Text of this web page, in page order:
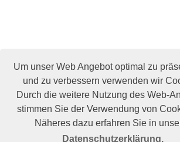
Um unser Web Angebot optimal zu
und zu verbessern verwenden wir
Durch die weitere Nutzung des Web-
stimmen Sie der Verwendung von
Näheres dazu erfahren Sie in
Datenschutzerklärung.